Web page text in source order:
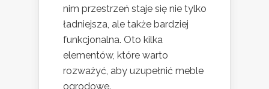
nim przestrzeń staje się nie tylko
ładniejsza, ale także bardziej
funkcjonalna. Oto kilka
elementów, które warto
rozważyć, aby uzupełnić meble
ogrodowe.